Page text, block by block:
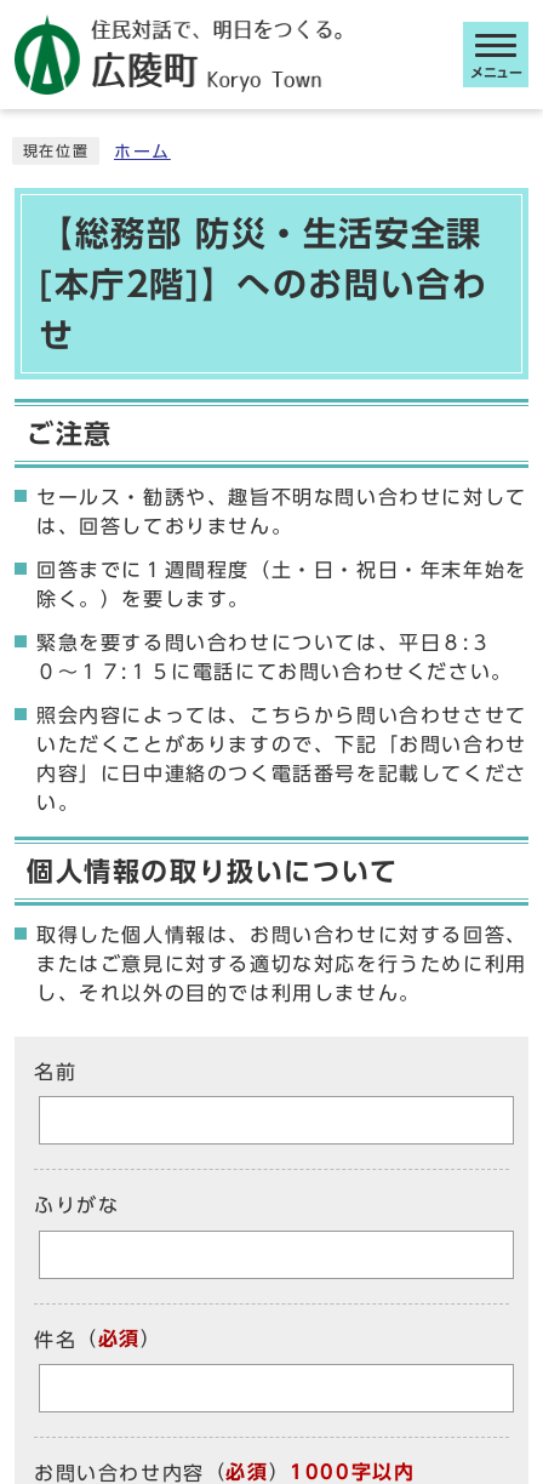
メニュー
現在位置 ホーム
【総務部 防災・生活安全課
[本庁2階]】へのお問い合わ
せ
ご注意
セールス・勧誘や、趣旨不明な問い合わせに対して
は、回答しておりません。
回答までに１週間程度（土・日・祝日・年末年始を
除く。）を要します。
緊急を要する問い合わせについては、平日８:３
０〜１７:１５に電話にてお問い合わせください。
照会内容によっては、こちらから問い合わせさせて
いただくことがありますので、下記「お問い合わせ
内容」に日中連絡のつく電話番号を記載してくださ
い。
個人情報の取り扱いについて
取得した個人情報は、お問い合わせに対する回答、
またはご意見に対する適切な対応を行うために利用
し、それ以外の目的では利用しません。
名前
ふりがな
件名 （必須）
お問い合わせ内容 （必須） 1000字以内